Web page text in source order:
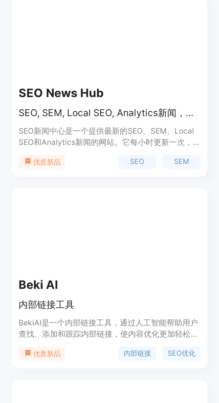
SEO News Hub
SEO, SEM, Local SEO, Analytics新闻，每小时更新
SEO新闻中心是一个提供最新的SEO、SEM、Local
SEO和Analytics新闻的网站。它每小时更新一次，
网站获取有关搜索引擎优化、搜索引擎营销、本地
优质新品 SEO SEM
Beki AI
内部链接工具
BekiAI是一个内部链接工具，通过人工智能帮助用户
查找、添加和跟踪内部链接，使内容优化更加轻松高
理等功能，帮助用户发现关键链接机会，轻松构建和
优质新品 内部链接 SEO优化